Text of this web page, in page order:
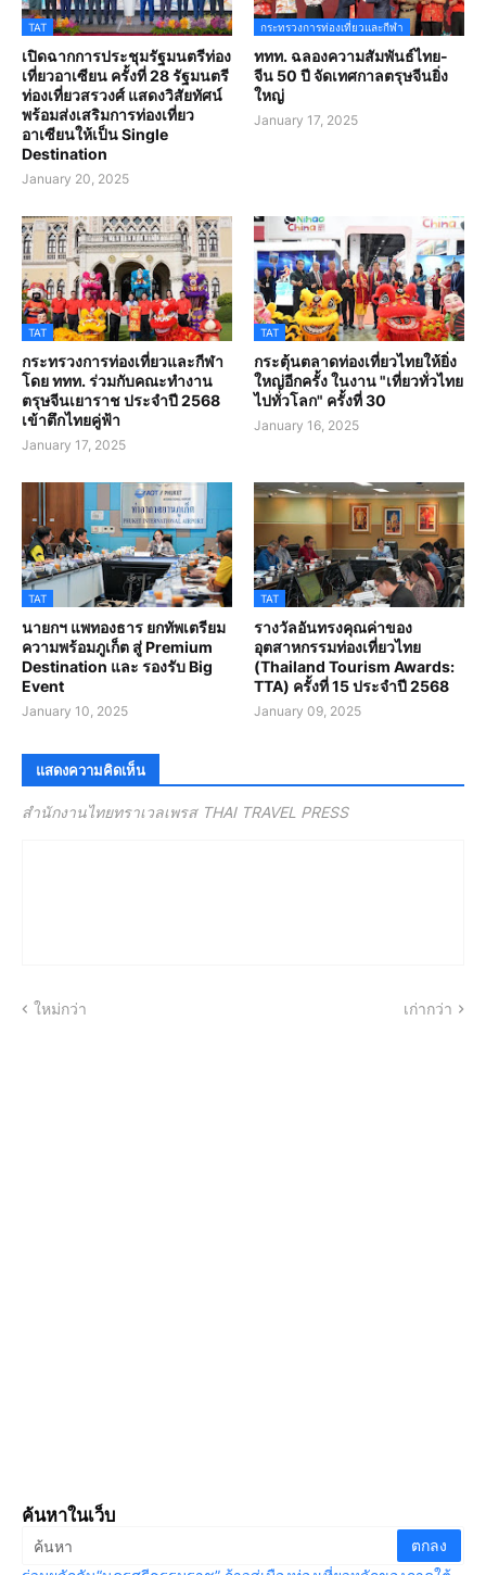
TAT
เปิดฉากการประชุมรัฐมนตรีท่อง
เที่ยวอาเซียน ครั้งที่ 28 รัฐมนตรี
ท่องเที่ยวสรวงศ์ แสดงวิสัยทัศน์
พร้อมส่งเสริมการท่องเที่ยว
อาเซียนให้เป็น Single
Destination
January 20, 2025
กระทรวงการท่องเที่ยวและกีฬา
ททท. ฉลองความสัมพันธ์ไทย-
จีน 50 ปี จัดเทศกาลตรุษจีนยิ่ง
ใหญ่
January 17, 2025
TAT
กระทรวงการท่องเที่ยวและกีฬา
โดย ททท. ร่วมกับคณะทำงาน
ตรุษจีนเยาราช ประจำปี 2568
เข้าตึกไทยคู่ฟ้า
January 17, 2025
TAT
กระตุ้นตลาดท่องเที่ยวไทยให้ยิ่ง
ใหญ่อีกครั้ง ในงาน "เที่ยวทั่วไทย
ไปทั่วโลก" ครั้งที่ 30
January 16, 2025
TAT
นายกฯ แพทองธาร ยกทัพเตรียม
ความพร้อมภูเก็ต สู่ Premium
Destination และ รองรับ Big
Event
January 10, 2025
TAT
รางวัลอันทรงคุณค่าของ
อุตสาหกรรมท่องเที่ยวไทย
(Thailand Tourism Awards:
TTA) ครั้งที่ 15 ประจำปี 2568
January 09, 2025
แสดงความคิดเห็น
สำนักงานไทยทราเวลเพรส THAI TRAVEL PRESS
ใหม่กว่า เก่ากว่า
ค้นหาในเว็บ